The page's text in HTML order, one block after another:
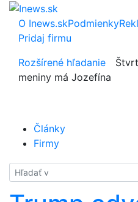
O Inews.skPodmienky
Pridaj firmu
Rozšírené hľadanie
meniny má Jozefína
Články
Firmy
Hladať